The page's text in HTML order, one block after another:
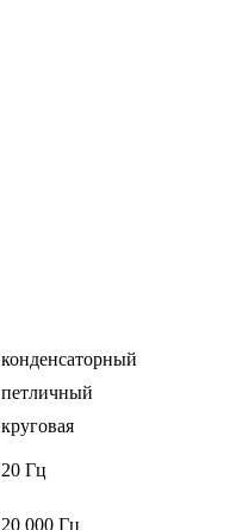
конденсаторный
петличный
круговая
20 Гц
20 000 Гц